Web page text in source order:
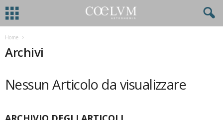
Home
Archivi
Nessun Articolo da visualizzare